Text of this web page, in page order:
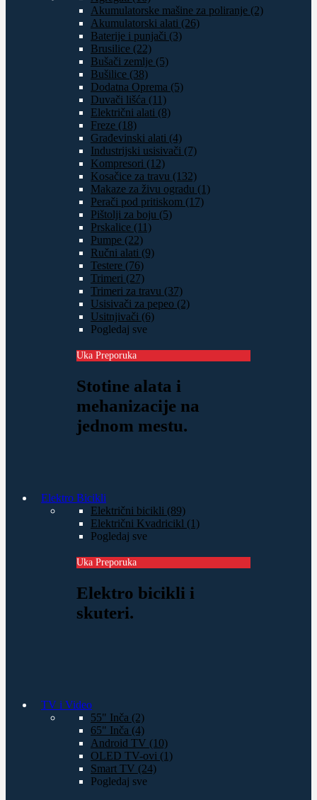
Akumulatorske mašine za poliranje (2)
Akumulatorski alati (26)
Baterije i punjači (3)
Brusilice (22)
Bušači zemlje (5)
Bušilice (38)
Dodatna Oprema (5)
Duvači lišća (11)
Električni alati (8)
Freze (18)
Građevinski alati (4)
Industrijski usisivači (7)
Kompresori (12)
Kosačice za travu (132)
Makaze za živu ogradu (1)
Perači pod pritiskom (17)
Pištolji za boju (5)
Prskalice (11)
Pumpe (22)
Ručni alati (9)
Testere (76)
Trimeri (27)
Trimeri za travu (37)
Usisivači za pepeo (2)
Usitnjivači (6)
Pogledaj sve
Uka Preporuka
Stotine alata i
mehanizacije na
jednom mestu.
Elektro Bicikli
Električni bicikli (89)
Električni Kvadricikl (1)
Pogledaj sve
Uka Preporuka
Elektro bicikli i
skuteri.
TV i Video
55" Inča (2)
65" Inča (4)
Android TV (10)
OLED TV-ovi (1)
Smart TV (24)
Pogledaj sve